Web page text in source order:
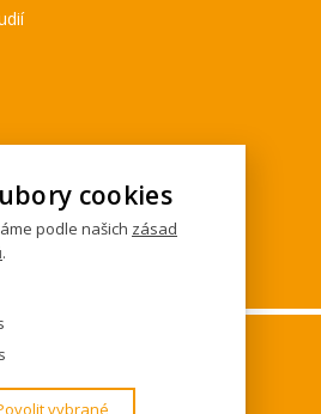
UK ,
cookies
podle našich zásad
.
vybrané